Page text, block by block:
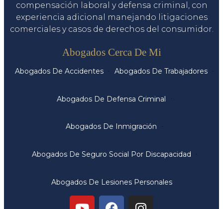
compensación laboral y defensa criminal, con
experiencia adicional manejando litigaciones
comerciales y casos de derechos del consumidor.
Abogados Cerca De Mi
Abogados De Accidentes Abogados De Trabajadores
Abogados De Defensa Criminal
Abogados De Inmigración
Abogados De Seguro Social Por Discapacidad
Abogados De Lesiones Personales